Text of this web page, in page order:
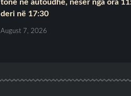
tonë në autoudhë, nesër nga ora
deri në 17:30
August 7, 2026